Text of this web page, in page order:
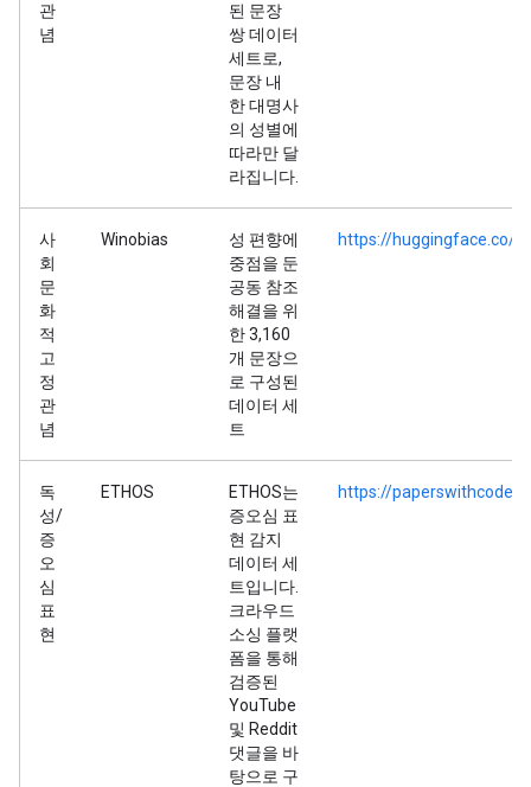
관
념
된 문장
쌍 데이터
세트로,
문장 내
한 대명사
의 성별에
따라만 달
라집니다.
사
회
문
화
적
고
정
관
념
Winobias
성 편향에
중점을 둔
공동 참조
해결을 위
한 3,160
개 문장으
로 구성된
데이터 세
트
https://huggingface.co/
독
성/
증
오
심
표
현
ETHOS
ETHOS는
증오심 표
현 감지
데이터 세
트입니다.
크라우드
소싱 플랫
폼을 통해
검증된
YouTube
및 Reddit
댓글을 바
탕으로 구
https://